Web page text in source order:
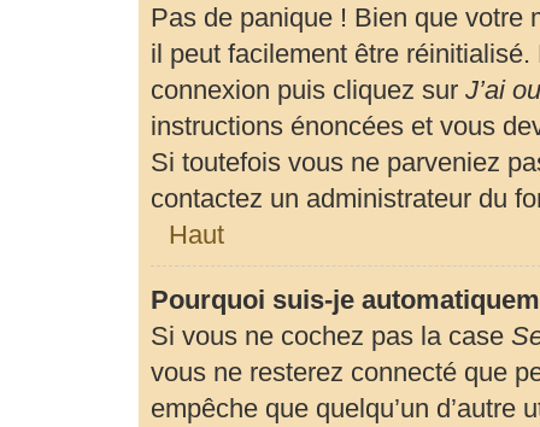
Pas de panique ! Bien que votre
il peut facilement être
connexion puis cliquez sur J’ai
instructions énoncées et vous
Si toutefois vous ne parveniez
contactez un administrateur du
Haut
Pourquoi suis-je
Si vous ne cochez pas la case
vous ne resterez connecté que
empêche que quelqu’un